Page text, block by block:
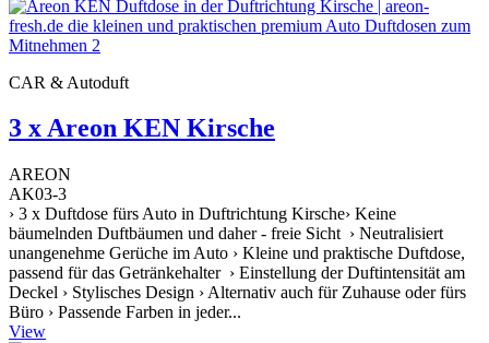
CAR & Autoduft
3 x Areon KEN Kirsche
AREON
AK03-3
› 3 x Duftdose fürs Auto in Duftrichtung Kirsche› Keine
bäumelnden Duftbäumen und daher - freie Sicht › Neutralisiert
unangenehme Gerüche im Auto › Kleine und praktische Duftdose,
passend für das Getränkehalter › Einstellung der Duftintensität am
Deckel › Stylisches Design › Alternativ auch für Zuhause oder fürs
Büro › Passende Farben in jeder...
View